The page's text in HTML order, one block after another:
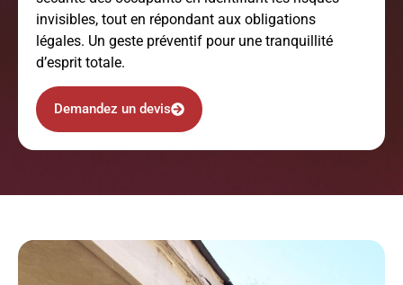
invisibles, tout en répondant aux obligations
légales. Un geste préventif pour une tranquillité
d’esprit totale.
Demandez un devis